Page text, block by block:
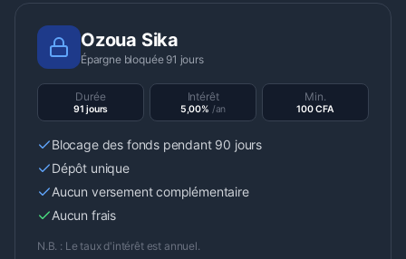
Ozoua Sika
Épargne bloquée 91 jours
Durée
91 jours
Intérêt
5,00% /an
Min.
100 CFA
Blocage des fonds pendant 90 jours
Dépôt unique
Aucun versement complémentaire
Aucun frais
N.B. : Le taux d'intérêt est annuel.